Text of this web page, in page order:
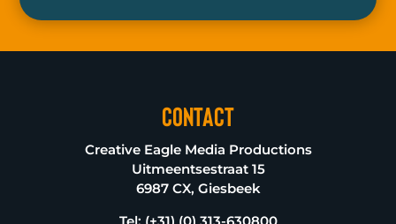
Contact
Creative Eagle Media Productions
Uitmeentsestraat 15
6987 CX, Giesbeek
Tel: (+31) (0) 313-630800